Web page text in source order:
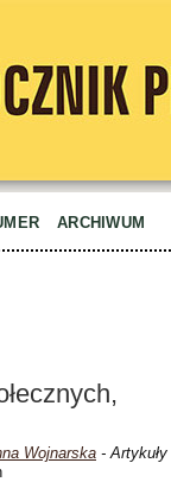
ARCHIWUM
Wojnarska - Artykuły